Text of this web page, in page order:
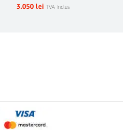
3.050 lei TVA Inclus